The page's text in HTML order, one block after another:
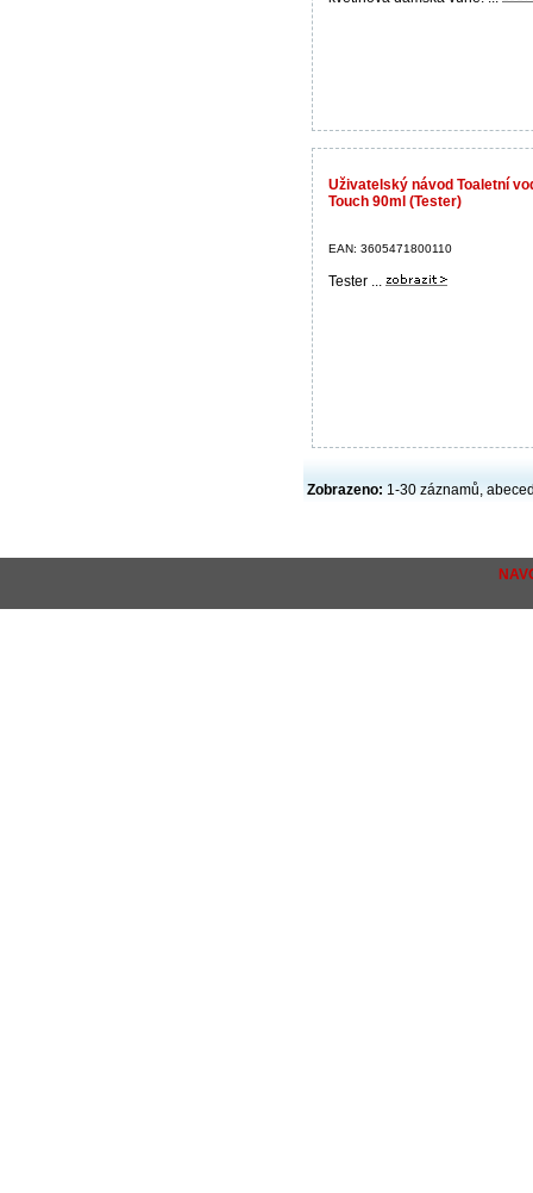
Uživatelský návod Toaletní
Touch 90ml (Tester)
EAN: 3605471800110
Tester ...
Zobrazeno: 1-30 záznamů,